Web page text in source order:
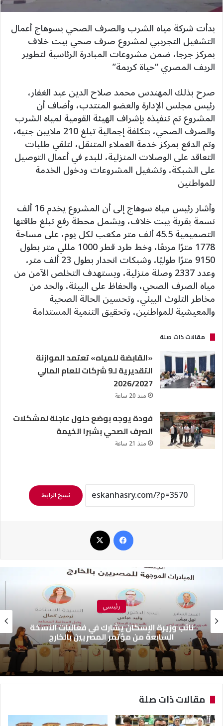
بدأت شركة مياه الشرب والصرف الصحي بسوهاج أعمال
التشغيل التجريبي لمشروع صرف صحي بيت خلاف
بمركز جرجا، ضمن مشروعات المبادرة الرئاسية لتطوير
الريف المصري “حياة كريمة”
صرح بذلك المهندس محمد صلاح الدين عبد الغفار،
رئيس مجلس الإدارة والعضو المنتدب، وأضاف أن
المشروع تم تنفيذه بإشراف الهيئة القومية لمياه الشرب
والصرف الصحي، بتكلفة إجمالية تبلغ 210 ملايين جنيه،
وتم الدفع بمركز خدمة العملاء المتنقل، لتلقي طلبات
التعاقد على الوصلات المنزلية، للبدء في أعمال التوصيل
على الشبكة، وتشغيل المشروعات ودخول الخدمة
للمواطنين
وأشار رئيس مياه سوهاج إلى أن المشروع يخدم 16 ألف
نسمة بقرية بيت خلاف، ويشمل محطة رفع تبلغ طاقتها
التصميمية 45.5 ألف متر مكعب لكل يوم، على مساحة
1778 مترًا مربعًا، وخط طرد قطر 1000 مللي متر بطول
9150 مترًا طوليًا، وشبكات انحدار بطول 23 ألف متر،
وعدد 2337 وصلة منزلية، ويستهدف التخلص الآمن من
مياه الصرف الصحي، والحفاظ على البيئة، والحد من
مخاطر التلوث البيئي، وتحسين الحالة الصحية
والمعيشية للمواطنين، وتحقيق التنمية المستدامة
مقالات ذات صلة
«القابضة للمياه» تعتمد الموازنة
التقديرية لـ9 شركات للعام المالي
2026/2027
منذ 20 ساعة
فودة يوجه بوضع حلول عاجلة لمشكلات
الصرف الصحي بشبرا الخيمة
منذ 21 ساعة
نسخ الرابط
رئيسي
نائب وزيرة الإسكان يشارك في فعاليات النسخة
السابعة من مؤتمر المصريين بالخارج
مقالات ذات صلة